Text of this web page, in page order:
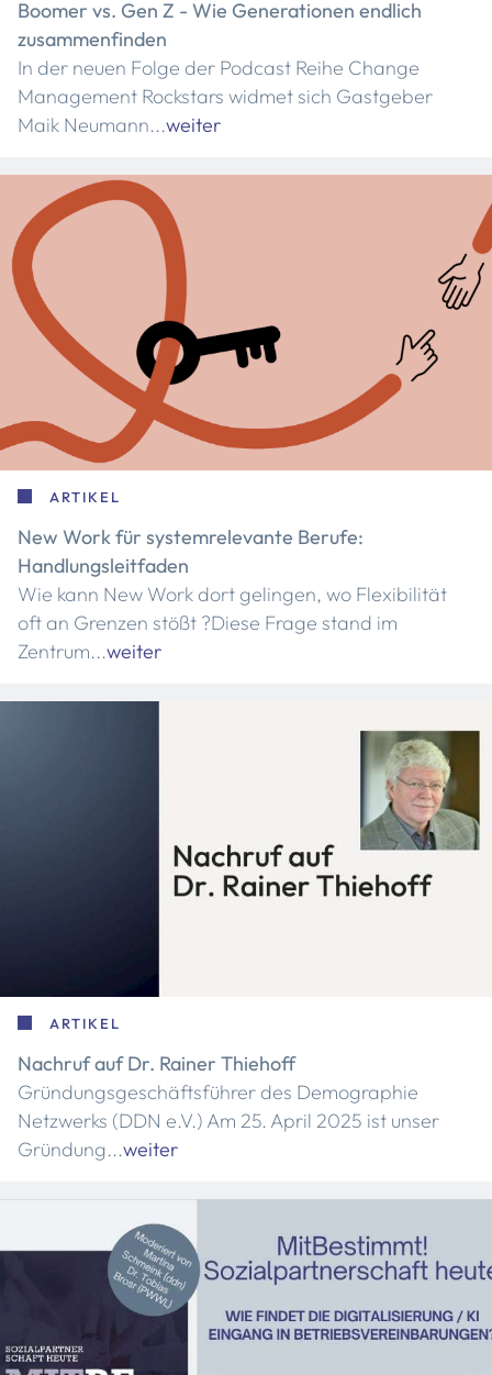
Boomer vs. Gen Z - Wie Generationen endlich
zusammenfinden
In der neuen Folge der Podcast Reihe Change
Management Rockstars widmet sich Gastgeber
Maik Neumann...weiter
ARTIKEL
New Work für systemrelevante Berufe:
Handlungsleitfaden
Wie kann New Work dort gelingen, wo Flexibilität
oft an Grenzen stößt ?Diese Frage stand im
Zentrum...weiter
ARTIKEL
Nachruf auf Dr. Rainer Thiehoff
Gründungsgeschäftsführer des Demographie
Netzwerks (DDN e.V.) Am 25. April 2025 ist unser
Gründung...weiter